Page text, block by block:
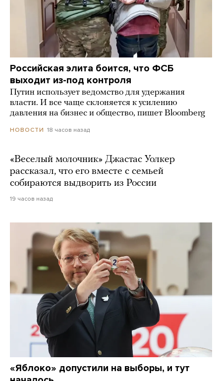
Российская элита боится, что ФСБ
выходит из-под контроля
Путин использует ведомство для удержания
власти. И все чаще склоняется к усилению
давления на бизнес и общество, пишет Bloomberg
НОВОСТИ 18 часов назад
«Веселый молочник» Джастас Уолкер
рассказал, что его вместе с семьей
собираются выдворить из России
19 часов назад
«Яблоко» допустили на выборы, и тут